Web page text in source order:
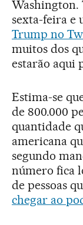
Washington.
sexta-feira e
Trump no
muitos dos
estarão aqui
Estima-se
de 800.000
quantidade
americana
segundo
número fica
de pessoas
chegar ao